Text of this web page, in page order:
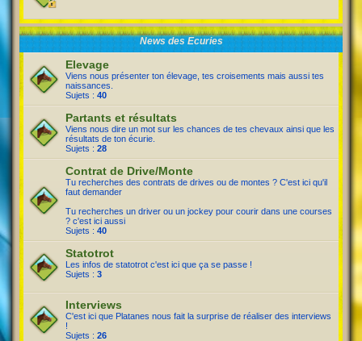
News des Ecuries
Elevage
Viens nous présenter ton élevage, tes croisements mais aussi tes
naissances.
Sujets : 40
Partants et résultats
Viens nous dire un mot sur les chances de tes chevaux ainsi que les
résultats de ton écurie.
Sujets : 28
Contrat de Drive/Monte
Tu recherches des contrats de drives ou de montes ? C'est ici qu'il
faut demander
Tu recherches un driver ou un jockey pour courir dans une courses
? c'est ici aussi
Sujets : 40
Statotrot
Les infos de statotrot c'est ici que ça se passe !
Sujets : 3
Interviews
C'est ici que Platanes nous fait la surprise de réaliser des interviews
!
Sujets : 26